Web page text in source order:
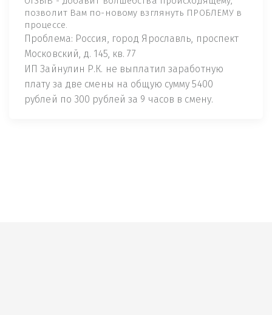
позволит Вам по-новому взглянуть ПРОБЛЕМУ в
процессе.
Проблема: Россия, город Ярославль, проспект
Московский, д. 145, кв. 77
ИП Зайнулин Р.К. не выплатил заработную
плату за две смены на общую сумму 5400
рублей по 300 рублей за 9 часов в смену.